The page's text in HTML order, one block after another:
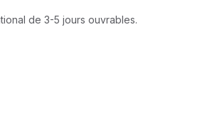
de 3-5 jours ouvrables.